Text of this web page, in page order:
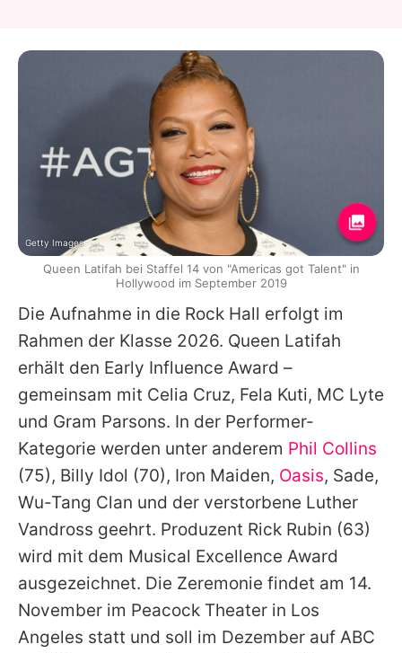
Die Aufnahme in die Rock Hall erfolgt im
Rahmen der Klasse 2026. Queen Latifah
erhält den Early Influence Award –
gemeinsam mit Celia Cruz, Fela Kuti, MC Lyte
und Gram Parsons. In der Performer-
Kategorie werden unter anderem Phil Collins
(75), Billy Idol (70), Iron Maiden, Oasis, Sade,
Wu-Tang Clan und der verstorbene Luther
Vandross geehrt. Produzent Rick Rubin (63)
wird mit dem Musical Excellence Award
ausgezeichnet. Die Zeremonie findet am 14.
November im Peacock Theater in Los
Angeles statt und soll im Dezember auf ABC
Getty Images
Queen Latifah bei Staffel 14 von "Americas got Talent" in
Hollywood im September 2019